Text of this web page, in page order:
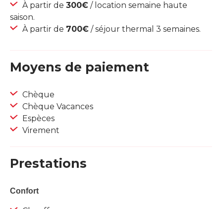
À partir de 300€ / location semaine haute
saison.
À partir de 700€ / séjour thermal 3 semaines.
Moyens de paiement
Chèque
Chèque Vacances
Espèces
Virement
Prestations
Confort